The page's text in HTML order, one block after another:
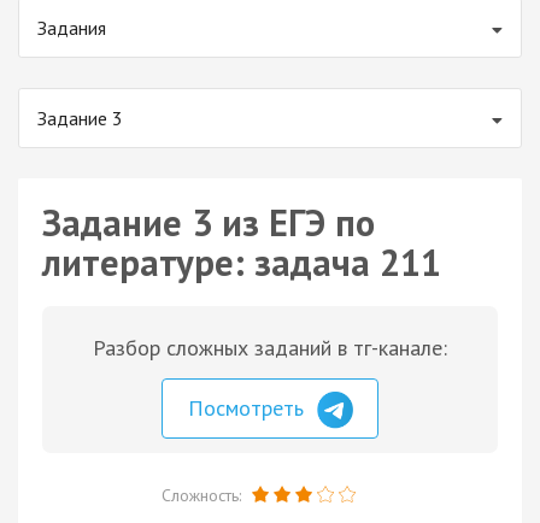
Задания
Задание 3
Задание 3 из ЕГЭ по
литературе: задача 211
Разбор сложных заданий в тг-канале:
Посмотреть
Сложность: